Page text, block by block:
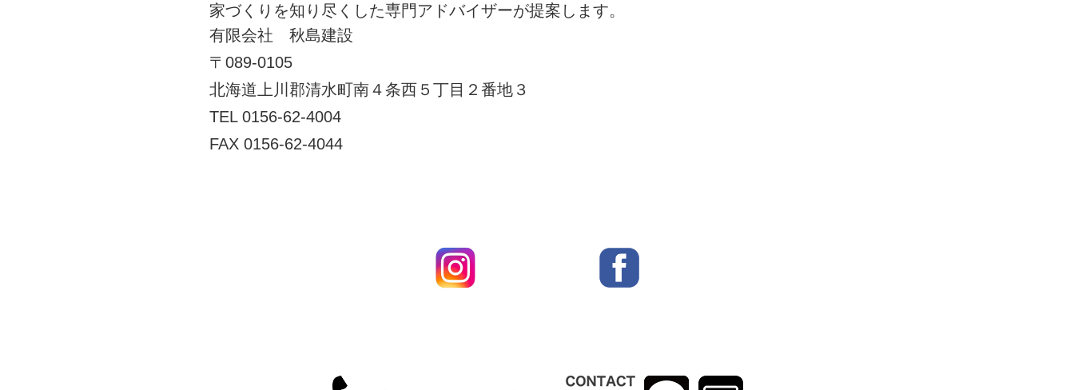
家づくりを知り尽くした専門アドバイザーが提案します。
有限会社 秋島建設
〒089-0105
北海道上川郡清水町南４条西５丁目２番地３
TEL 0156-62-4004
FAX 0156-62-4044